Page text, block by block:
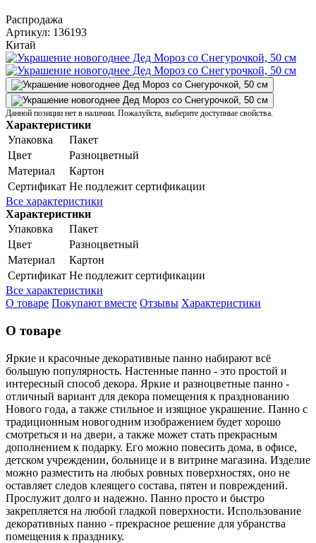
Распродажа
Артикул: 136193
Китай
Данной позиции нет в наличии. Пожалуйста, выберите доступные свойства.
Характеристики
Упаковка
Пакет
Цвет
Разноцветный
Материал
Картон
Сертификат Не подлежит сертификации
Все характеристики
Характеристики
Упаковка
Пакет
Цвет
Разноцветный
Материал
Картон
Сертификат Не подлежит сертификации
Все характеристики
О товаре Покупают вместе Отзывы Характеристики
О товаре
Яркие и красочные декоративные панно набирают всё
большую популярность. Настенные панно - это простой и
интересный способ декора. Яркие и разноцветные панно -
отличный вариант для декора помещения к празднованию
Нового года, а также стильное и изящное украшение. Панно с
традиционным новогодним изображением будет хорошо
смотреться и на двери, а также может стать прекрасным
дополнением к подарку. Его можно повесить дома, в офисе,
детском учреждении, больнице и в витрине магазина. Изделие
можно разместить на любых ровных поверхностях, оно не
оставляет следов клеящего состава, пятен и повреждений.
Прослужит долго и надежно. Панно просто и быстро
закрепляется на любой гладкой поверхности. Использование
декоративных панно - прекрасное решение для убранства
помещения к празднику.